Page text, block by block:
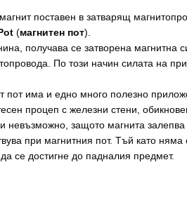
поставен в затварящ
(магнитен пот).
получава се затворена магнитна
По този начин силата на
пот има и едно много полезно
процеп с железни стени,
невъзможно, защото магнита
при магнитния пот. Тъй като няма
се достигне до падналия предмет.